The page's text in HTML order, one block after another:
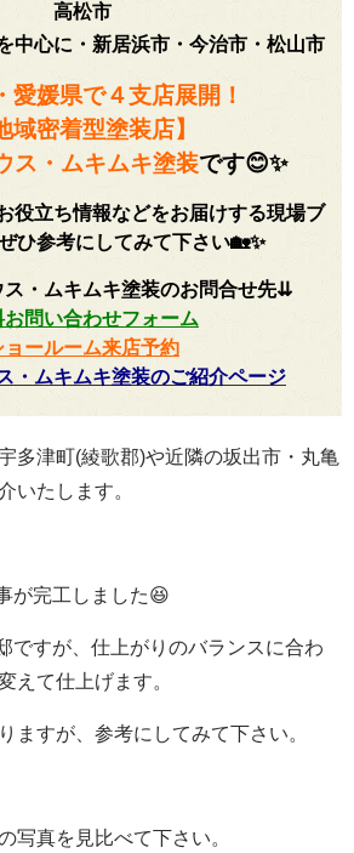
高松市
中心に・新居浜市・今治市・松山市
愛媛県で４支店展開！
域密着型塗装店】
ス・ムキムキ塗装です😊✨
役立ち情報などをお届けする現場ブ
ひ参考にしてみて下さい🏡✨
・ムキムキ塗装のお問合せ先⇊
お問い合わせフォーム
ョールーム来店予約
・ムキムキ塗装のご紹介ページ
多津町(綾歌郡)や近隣の坂出市・丸亀
いたします。
が完工しました😆
ですが、仕上がりのバランスに合わ
えて仕上げます。
ますが、参考にしてみて下さい。
写真を見比べて下さい。